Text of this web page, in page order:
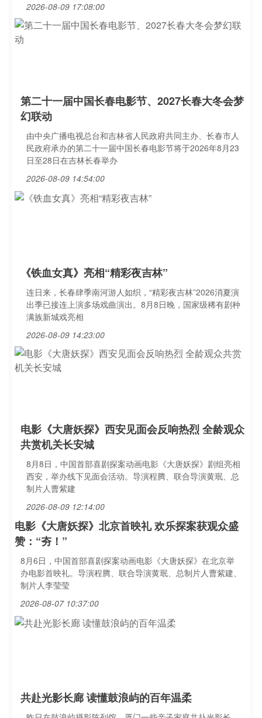
2026-08-09 17:08:00
第二十一届中国长春电影节、2027长春大冬会梦
幻联动
由中央广播电视总台和吉林省人民政府共同主办、长春市人
民政府承办的第二十一届中国长春电影节将于2026年8月23
日至28日在吉林长春举办
2026-08-09 14:54:00
《铁血女真》亮相“精彩夜吉林”
连日来，长春肆季南河游人如织，“精彩夜吉林”2026消夏演
出季已接连上演多场戏曲演出。8月8日晚，国家级稀有剧种
满族新城戏亮相
2026-08-09 14:23:00
电影《大唐妖探》西安见面会反响热烈 全龄观众
共赏机关长安城
8月8日，中国首部喜剧探案动画电影《大唐妖探》剧组亮相
西安，举办线下见面会活动。导演程腾、联合导演黄珉、总
制片人曹紫建
2026-08-09 12:14:00
电影《大唐妖探》北京首映礼 欢乐探案获观众盛
赞：“夯！”
8月6日，中国首部喜剧探案动画电影《大唐妖探》在北京举
办电影首映礼。导演程腾、联合导演黄珉、总制片人曹紫建、
制片人李莹莹
2026-08-07 10:37:00
共赴光影长廊 读懂鼓浪屿的百年温柔